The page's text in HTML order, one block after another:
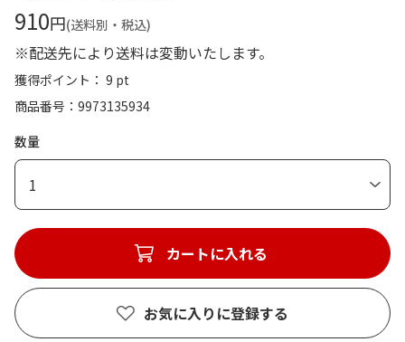
910円(送料別・税込)
※配送先により送料は変動いたします。
獲得ポイント： 9 pt
商品番号
9973135934
数量
1
カートに入れる
お気に入りに登録する